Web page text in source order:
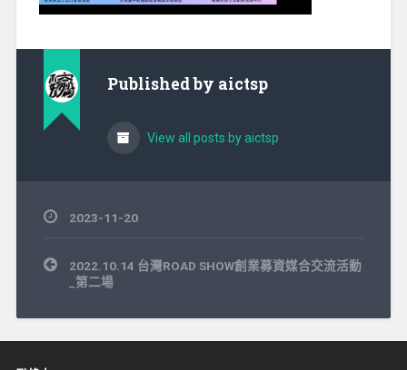
Published by aictsp
View all posts by aictsp
2023-11-20
文
章
2022.10.14 台灣ROAD SHOW創業募資媒合交流活動
_第二場